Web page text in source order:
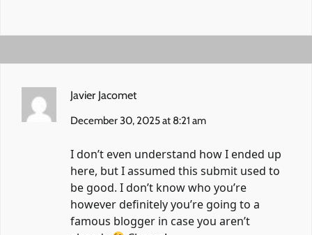
Javier Jacomet
December 30, 2025 at 8:21 am
I don’t even understand how I ended up
here, but I assumed this submit used to
be good. I don’t know who you’re
however definitely you’re going to a
famous blogger in case you aren’t